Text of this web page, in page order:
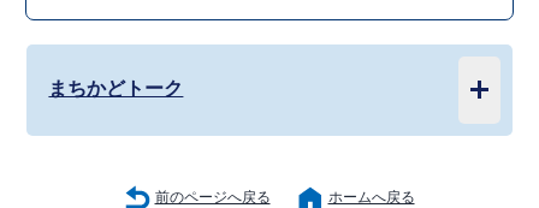
まちかどトーク
前のページへ戻る ホームへ戻る